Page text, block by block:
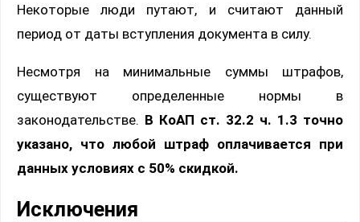
Некоторые люди путают, и считают данный
период от даты вступления документа в силу.
Несмотря на минимальные суммы штрафов,
существуют определенные нормы в
законодательстве. В КоАП ст. 32.2 ч. 1.3 точно
указано, что любой штраф оплачивается при
данных условиях с 50% скидкой.
Исключения